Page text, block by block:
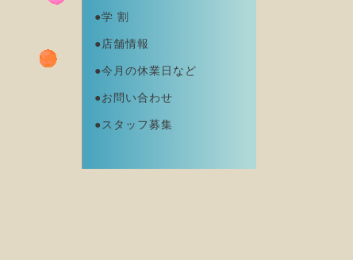
●学 割
●店舗情報
●今月の休業日など
●お問い合わせ
●スタッフ募集